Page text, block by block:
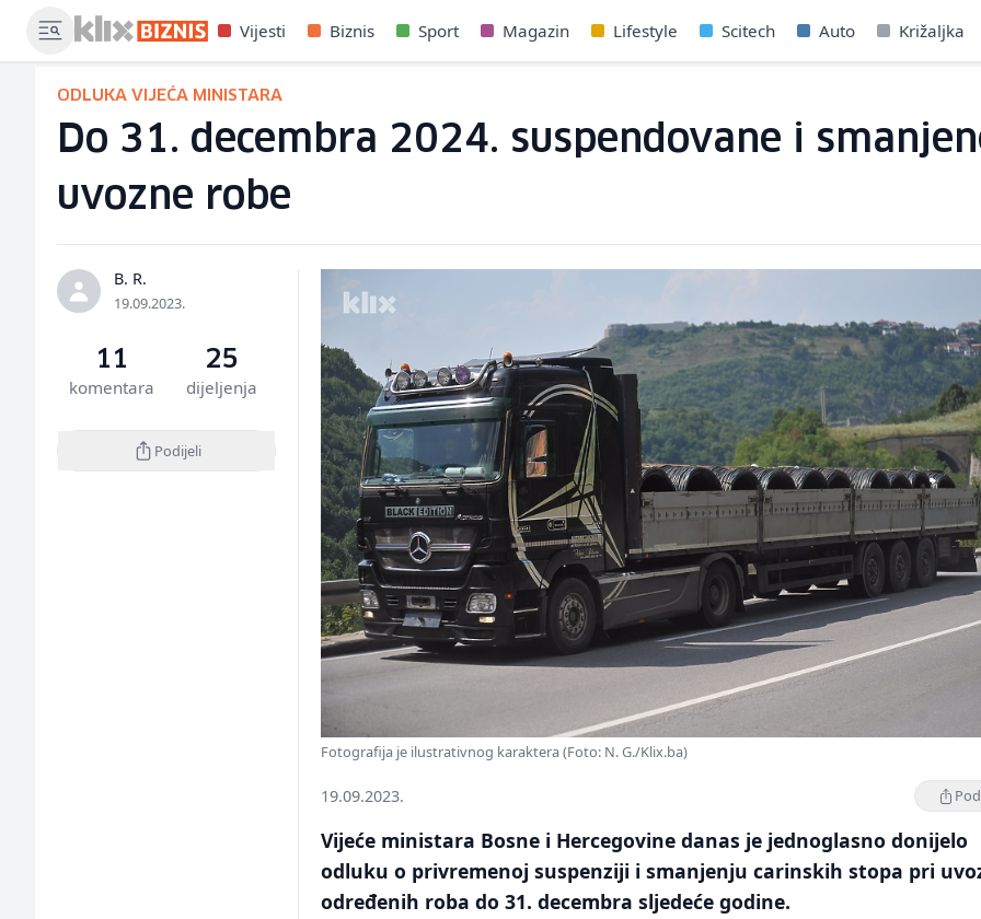
Vijesti Biznis Sport Magazin Lifestyle Scitech Auto Križaljka
ODLUKA VIJEĆA MINISTARA
Do 31. decembra 2024. suspendovane i
uvozne robe
B. R.
19.09.2023.
11
komentara
25
dijeljenja
Podijeli
Fotografija je ilustrativnog karaktera (Foto: N. G./Klix.ba)
19.09.2023.
Vijeće ministara Bosne i Hercegovine danas je jednoglasno donijelo
odluku o privremenoj suspenziji i smanjenju carinskih stopa pri
određenih roba do 31. decembra sljedeće godine.